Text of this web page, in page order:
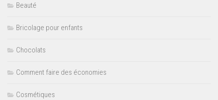
Beauté
Bricolage pour enfants
Chocolats
Comment faire des économies
Cosmétiques